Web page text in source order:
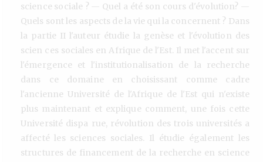
science sociale ? — Quel a été son cours d'évolution? —
Quels sont les aspects de la vie qui la concernent ? Dans
la partie II l'auteur étudie la genèse et l'évolution des
scien ces sociales en Afrique de l'Est. Il met l'accent sur
l'émergence et l'institutionalisation de la recherche
dans ce domaine en choisissant comme cadre
l'ancienne Université de l'Afrique de l'Est qui n'existe
plus maintenant et explique comment, une fois cette
Université dispa rue, révolution des trois universités a
affecté les sciences sociales. Il étudie également les
structures de financement de la recherche en science